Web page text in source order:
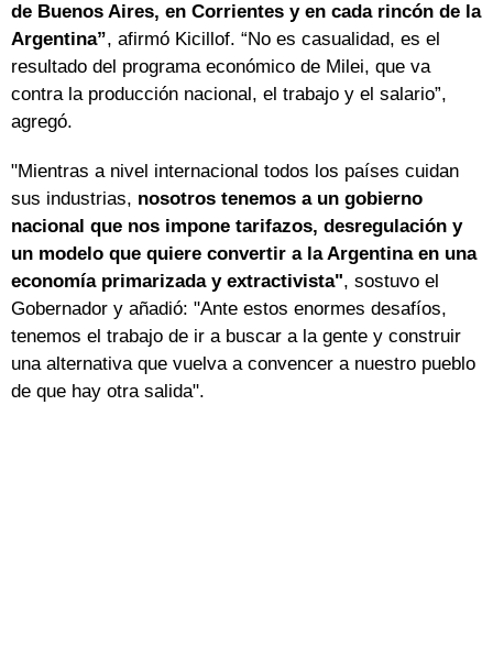
de Buenos Aires, en Corrientes y en cada rincón de la
Argentina”, afirmó Kicillof. “No es casualidad, es el
resultado del programa económico de Milei, que va
contra la producción nacional, el trabajo y el salario”,
agregó.
"Mientras a nivel internacional todos los países cuidan
sus industrias, nosotros tenemos a un gobierno
nacional que nos impone tarifazos, desregulación y
un modelo que quiere convertir a la Argentina en una
economía primarizada y extractivista", sostuvo el
Gobernador y añadió: "Ante estos enormes desafíos,
tenemos el trabajo de ir a buscar a la gente y construir
una alternativa que vuelva a convencer a nuestro pueblo
de que hay otra salida".